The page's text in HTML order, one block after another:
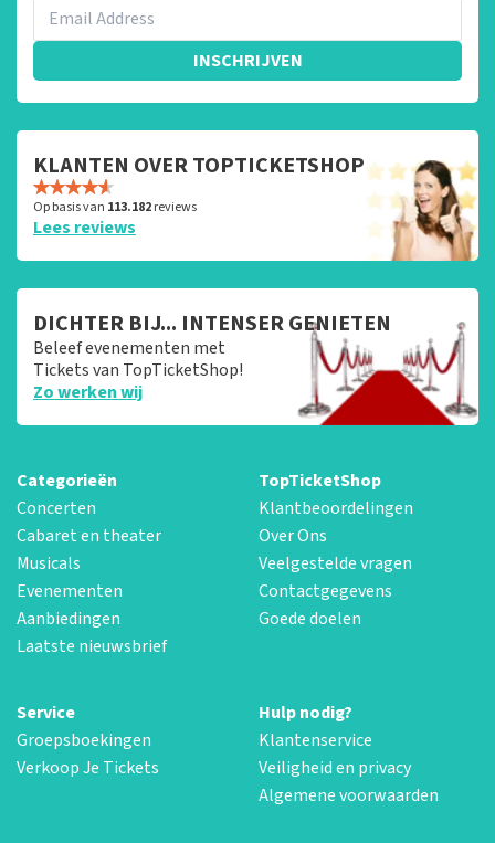
INSCHRIJVEN
KLANTEN OVER TOPTICKETSHOP
Op basis van 113.182reviews
Lees reviews
DICHTER BIJ... INTENSER GENIETEN
Beleef evenementen met
Tickets van TopTicketShop!
Zo werken wij
Categorieën
Concerten
Cabaret en theater
Musicals
Evenementen
Aanbiedingen
Laatste nieuwsbrief
TopTicketShop
Klantbeoordelingen
Over Ons
Veelgestelde vragen
Contactgegevens
Goede doelen
Service
Groepsboekingen
Verkoop Je Tickets
Hulp nodig?
Klantenservice
Veiligheid en privacy
Algemene voorwaarden